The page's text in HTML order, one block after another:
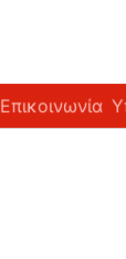
Επικοινωνία